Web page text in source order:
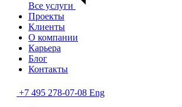
Все услуги
Проекты
Клиенты
О компании
Карьера
Блог
Контакты
+7 495 278-07-08 Eng